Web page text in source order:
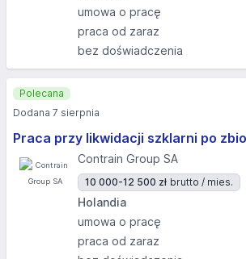
umowa o pracę
praca od zaraz
bez doświadczenia
Praca przy likwidacji szklarni po
Contrain Group SA
10 000-12 500 zł brutto / mies.
Holandia
umowa o pracę
praca od zaraz
Polecana
Dodana 7 sierpnia